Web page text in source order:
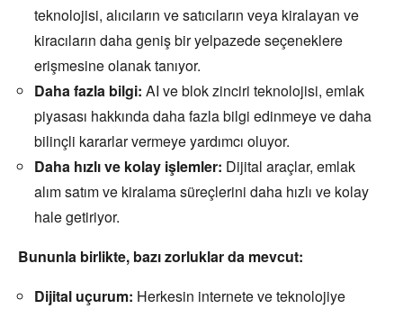
teknolojisi, alıcıların ve satıcıların veya kiralayan ve
kiracıların daha geniş bir yelpazede seçeneklere
erişmesine olanak tanıyor.
Daha fazla bilgi: AI ve blok zinciri teknolojisi, emlak
piyasası hakkında daha fazla bilgi edinmeye ve daha
bilinçli kararlar vermeye yardımcı oluyor.
Daha hızlı ve kolay işlemler: Dijital araçlar, emlak
alım satım ve kiralama süreçlerini daha hızlı ve kolay
hale getiriyor.
Bununla birlikte, bazı zorluklar da mevcut:
Dijital uçurum: Herkesin internete ve teknolojiye